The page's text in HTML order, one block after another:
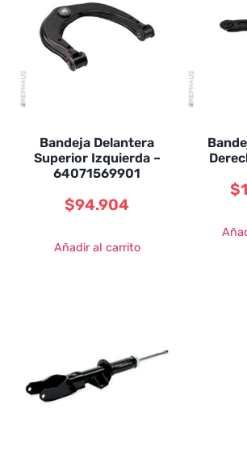
Bandeja Delantera
Superior Izquierda –
64071569901
$94.904
Añadir al carrito
$